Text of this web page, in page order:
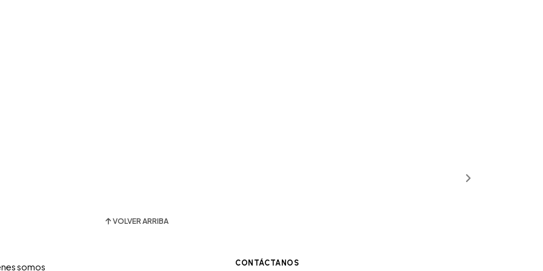
VOLVER ARRIBA
somos CONTÁCTANOS